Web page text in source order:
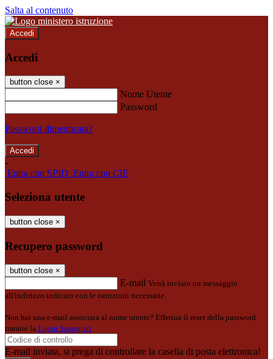
Salta al contenuto
Accedi
Accedi
button close ×
Nome Utente
Password
Password dimenticata?
-
Entra con SPID Entra con CIE
Seleziona utente
button close ×
Recupero password
button close ×
E-mail Verrà inviato un messaggio
all'indirizzo indicato con le istruzioni necessarie.
Non hai una e-mail associata al nome utente? Effettua il reset della password
tramite la Login Spaggiari
E-mail inviata, si prega di controllare la casella di posta elettronica!